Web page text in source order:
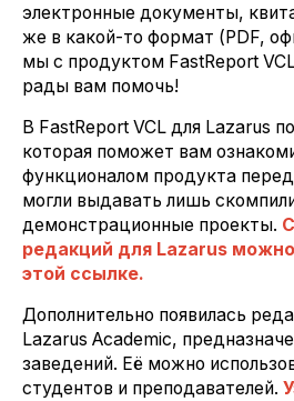
электронные документы,
же в какой-то формат (PDF,
мы с продуктом FastReport
рады вам помочь!
В FastReport VCL для Lazarus
которая поможет вам
функционалом продукта
могли выдавать лишь
демонстрационные проекты.
редакций для Lazarus
этой ссылке.
Дополнительно появилась
Lazarus Academic,
заведений. Её можно
студентов и преподавателей.